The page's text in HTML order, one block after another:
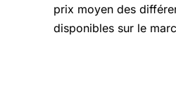
prix moyen des
disponibles sur le